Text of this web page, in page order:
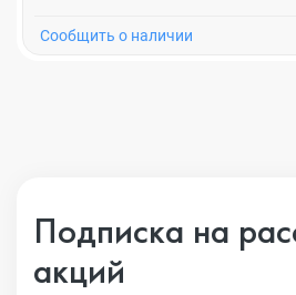
Cообщить о наличии
Подписка на
акций